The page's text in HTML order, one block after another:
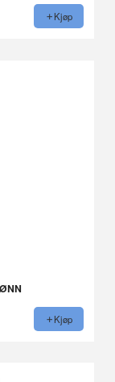
Kjøp
Kjøp